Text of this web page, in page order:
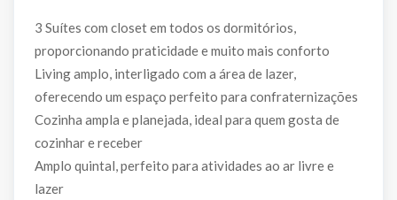
3 Suítes com closet em todos os dormitórios,
proporcionando praticidade e muito mais conforto
Living amplo, interligado com a área de lazer,
oferecendo um espaço perfeito para confraternizações
Cozinha ampla e planejada, ideal para quem gosta de
cozinhar e receber
Amplo quintal, perfeito para atividades ao ar livre e
lazer